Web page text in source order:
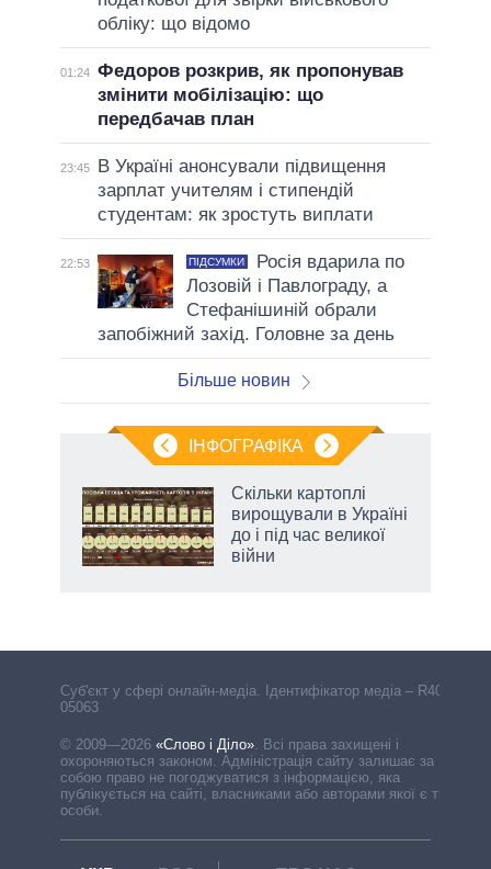
обліку: що відомо
01:24 Федоров розкрив, як пропонував
змінити мобілізацію: що
передбачав план
23:45
В Україні анонсували підвищення
зарплат учителям і стипендій
студентам: як зростуть виплати
22:53 ПІДСУМКИ
Росія вдарила по
Лозовій і Павлограду, а
Стефанішиній обрали
запобіжний захід. Головне за день
Більше новин
ІНФОГРАФІКА
Скільки картоплі
вирощували в Україні
до і під час великої
війни
Cуб'єкт у сфері онлайн-медіа. Ідентифікатор медіа – R40-
05063
© 2009—2026 «Слово і Діло»
Всі права захищені і
охороняються законом. Адміністрація сайту залишає за
собою право не погоджуватися з інформацією, яка
публікується на сайті, власниками або авторами якої є треті
особи.